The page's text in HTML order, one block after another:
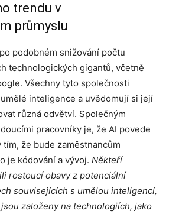
trendu v
průmyslu
podobném snižování počtu
technologických gigantů, včetně
Všechny tyto společnosti
inteligence a uvědomují si její
různá odvětví. Společným
pracovníky je, že AI povede
že bude zaměstnancům
je kódování a vývoj. Někteří
rostoucí obavy z potenciální
souvisejících s umělou inteligencí,
založeny na technologiích, jako